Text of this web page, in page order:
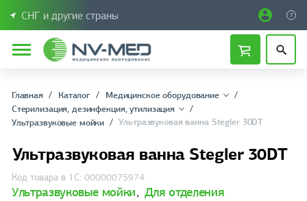
СНГ и другие страны
Главная Каталог
Медицинское оборудование
Стерилизация, дезинфекция, утилизация
Ультразвуковые мойки
Ультразвуковая ванна Stegler 30DT
Ультразвуковая ванна Stegler 30DT
Код товара в 1С: 00000075974
Ультразвуковые мойки, Для отделения